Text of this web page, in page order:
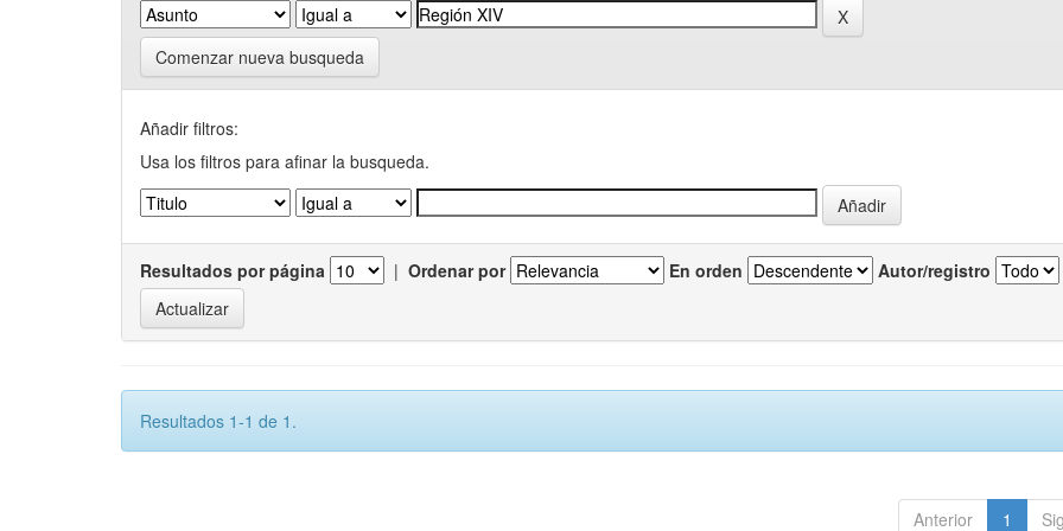
Comenzar nueva busqueda
Añadir filtros:
Usa los filtros para afinar la busqueda.
Resultados por página | Ordenar por En orden Autor/registro
Resultados 1-1 de 1.
Anterior 1